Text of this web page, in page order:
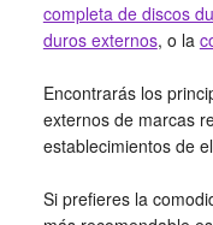
completa de discos
duros externos, o la
Encontrarás los
externos de marcas
establecimientos de
Si prefieres la